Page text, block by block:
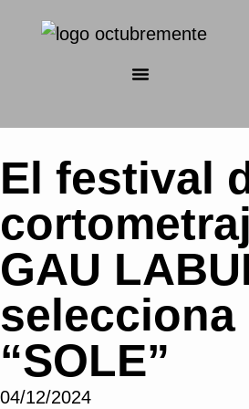
El festival
GAU
selecciona
“SOLE”
04/12/2024